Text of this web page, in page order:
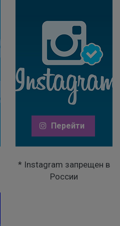
Перейти
* Instagram запрещен в
России